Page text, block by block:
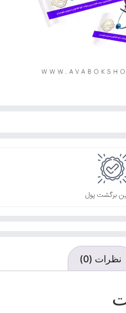
برگشت پول
نظرات (0)